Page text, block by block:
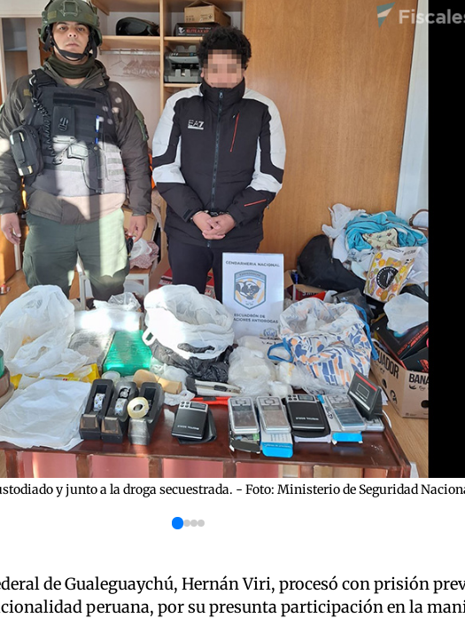
y junto a la droga secuestrada. - Foto: Ministerio de Seguridad
de Gualeguaychú, Hernán Viri, procesó con prisión
peruana, por su presunta participación en la